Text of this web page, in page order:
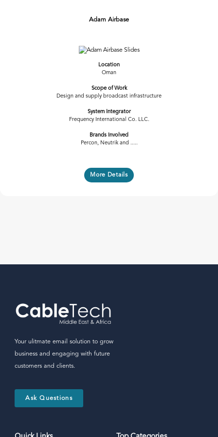
Adam Airbase
Location
Oman
Scope of Work
Design and supply broadcast infrastructure
System Integrator
Frequency International Co. LLC.
Brands Involved
Percon, Neutrik and .....
More Details
Your ulitmate email solution to grow
business and engaging with future
customers and clients.
Ask Questions